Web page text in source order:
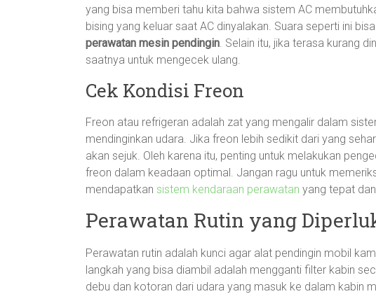
yang bisa memberi tahu kita bahwa sistem AC
bising yang keluar saat AC dinyalakan. Suara seperti ini
perawatan mesin pendingin. Selain itu, jika terasa kurang
saatnya untuk mengecek ulang.
Cek Kondisi Freon
Freon atau refrigeran adalah zat yang mengalir dalam
mendinginkan udara. Jika freon lebih sedikit dari yang
akan sejuk. Oleh karena itu, penting untuk melakukan
freon dalam keadaan optimal. Jangan ragu untuk
mendapatkan sistem kendaraan perawatan yang tepat
Perawatan Rutin yang
Perawatan rutin adalah kunci agar alat pendingin mobil
langkah yang bisa diambil adalah mengganti filter kabin
debu dan kotoran dari udara yang masuk ke dalam kabin